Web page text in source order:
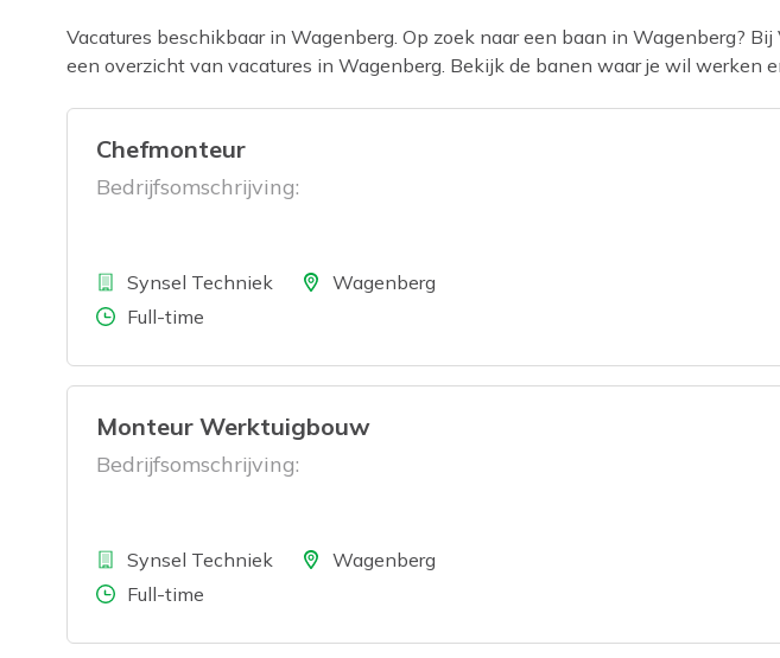
Vacatures beschikbaar in Wagenberg. Op zoek naar een baan in Wagenberg? Bij
een overzicht van vacatures in Wagenberg. Bekijk de banen waar je wil werken
Chefmonteur
Bedrijfsomschrijving:
BedrijfSynsel Techniek LocatieWagenberg
Aantal uren
Full-time
Monteur Werktuigbouw
Bedrijfsomschrijving:
BedrijfSynsel Techniek LocatieWagenberg
Aantal uren
Full-time